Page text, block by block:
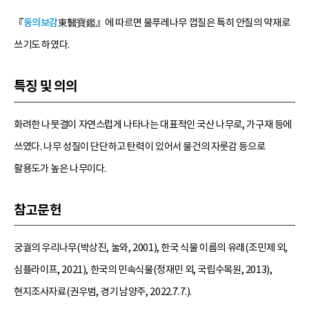
『동의보감東醫寶鑑』에 따르면 물푸레나무 껍질은 특히 안질의 약재로
쓰기도 하였다.
특징 및 의의
화려한 나뭇결이 자연스럽게 나타나는 대표적인 국산 나무로, 가구재 등에
쓰였다. 나무 성질이 단단하고 탄력이 있어서 물건의 자룻감 등으로
활용도가 높은 나무이다.
참고문헌
궁궐의 우리나무(박상진, 눌와, 2001), 한국 식물 이름의 유래(조민제 외,
심플라이프, 2021), 한국의 민속식물(정재민 외, 국립수목원, 2013),
현지조사자료(권우범, 경기 남양주, 2022.7.7.).